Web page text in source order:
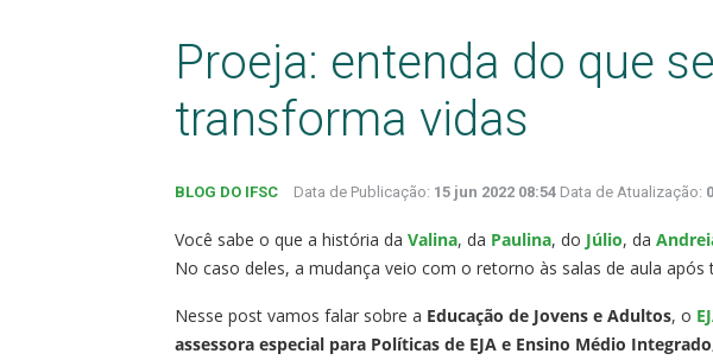
Proeja: entenda do que
transforma vidas
BLOG DO IFSC Data de Publicação: 15 jun 2022 08:54 Data de Atualização:
Você sabe o que a história da Valina, da Paulina, do Júlio, da
No caso deles, a mudança veio com o retorno às salas de aula
Nesse post vamos falar sobre a Educação de Jovens e Adultos, o
assessora especial para Políticas de EJA e Ensino Médio